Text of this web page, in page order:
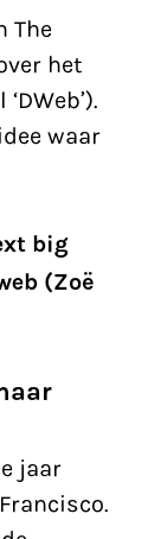
The
het
waar
big
(Zoë
jaar